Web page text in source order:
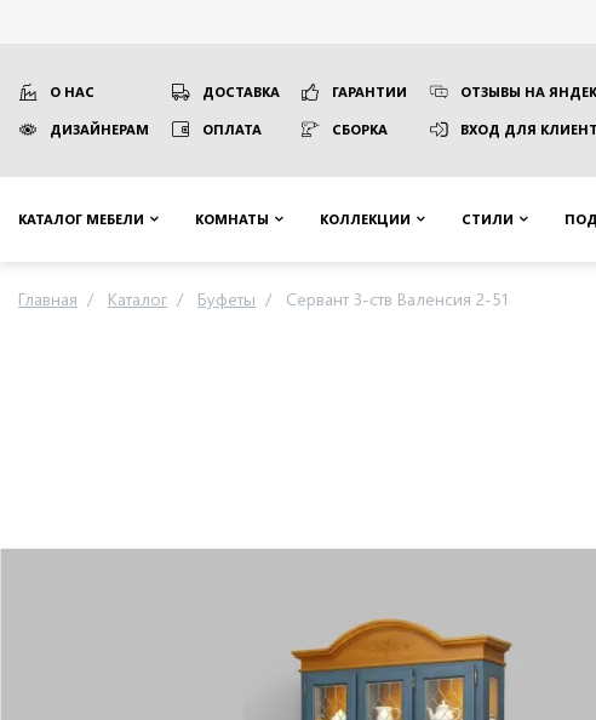
О НАС ДОСТАВКА ГАРАНТИИ ОТЗЫВЫ НА
ДИЗАЙНЕРАМ ОПЛАТА СБОРКА ВХОД ДЛЯ
КАТАЛОГ МЕБЕЛИ КОМНАТЫ КОЛЛЕКЦИИ СТИЛИ
Главная Каталог Буфеты Сервант 3-ств Валенсия 2-51